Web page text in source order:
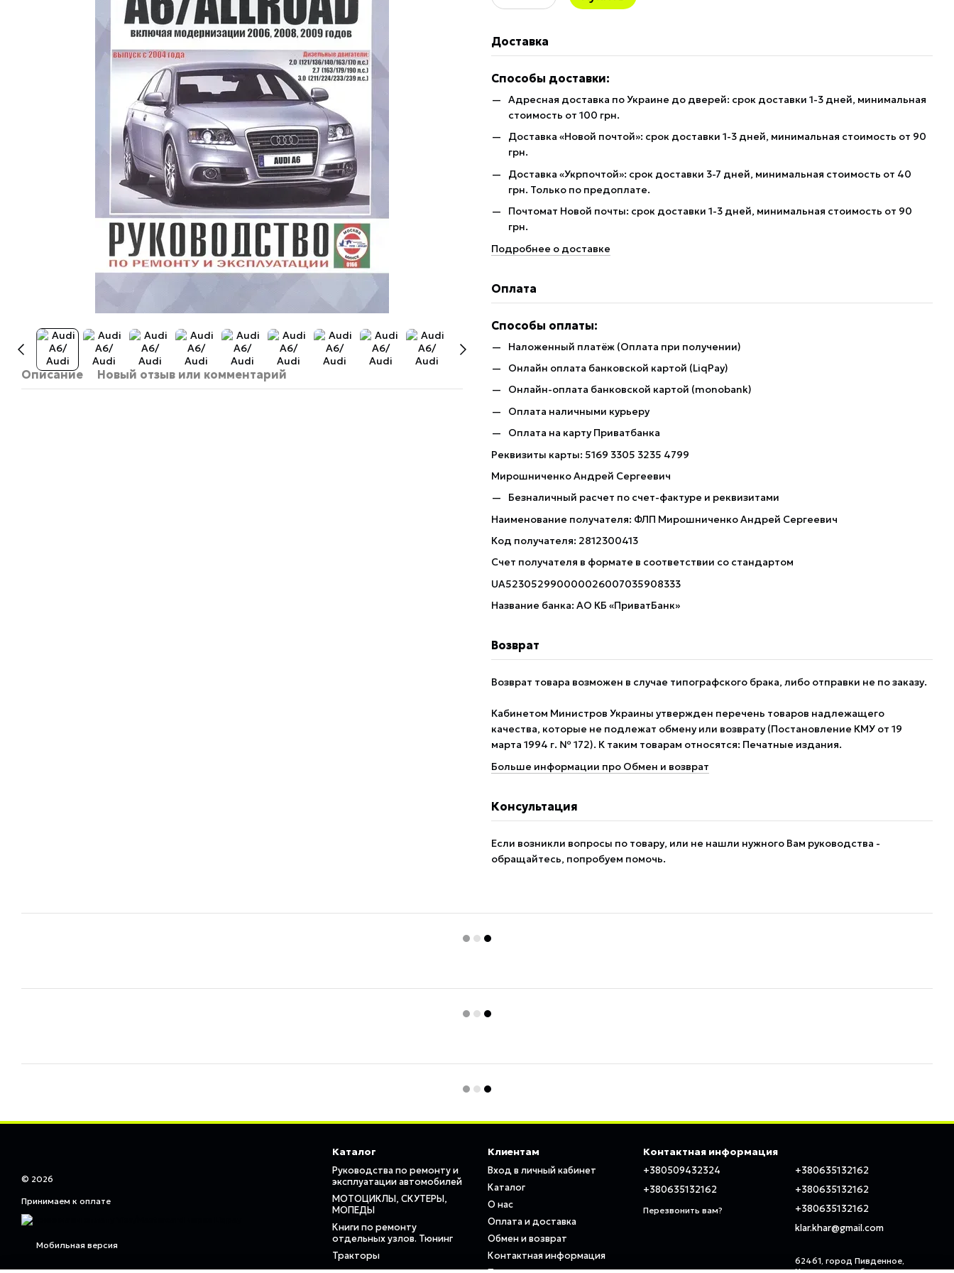
Описание Новый отзыв или комментарий
Доставка
Способы доставки:
Адресная доставка по Украине до дверей: срок доставки 1-3 дней, минимальная
стоимость от 100 грн.
Доставка «Новой почтой»: срок доставки 1-3 дней, минимальная стоимость от 90
грн.
Доставка «Укрпочтой»: срок доставки 3-7 дней, минимальная стоимость от 40
грн. Только по предоплате.
Почтомат Новой почты: срок доставки 1-3 дней, минимальная стоимость от 90
грн.
Подробнее о доставке
Оплата
Способы оплаты:
Наложенный платёж (Оплата при получении)
Онлайн оплата банковской картой (LiqPay)
Онлайн-оплата банковской картой (monobank)
Оплата наличными курьеру
Оплата на карту Приватбанка
Реквизиты карты: 5169 3305 3235 4799
Мирошниченко Андрей Сергеевич
Безналичный расчет по счет-фактуре и реквизитами
Наименование получателя: ФЛП Мирошниченко Андрей Сергеевич
Код получателя: 2812300413
Счет получателя в формате в соответствии со стандартом
UA523052990000026007035908333
Название банка: АО КБ «ПриватБанк»
Возврат
Возврат товара возможен в случае типографского брака, либо отправки не по заказу.
Кабинетом Министров Украины утвержден перечень товаров надлежащего
качества, которые не подлежат обмену или возврату (Постановление КМУ от 19
марта 1994 г. № 172). К таким товарам относятся: Печатные издания.
Больше информации про Обмен и возврат
Консультация
Если возникли вопросы по товару, или не нашли нужного Вам руководства -
обращайтесь, попробуем помочь.
© 2026
Принимаем к оплате
Мобильная версия
Каталог
Руководства по ремонту и
эксплуатации автомобилей
МОТОЦИКЛЫ, СКУТЕРЫ,
МОПЕДЫ
Книги по ремонту
отдельных узлов. Тюнинг
Тракторы
Клиентам
Вход в личный кабинет
Каталог
О нас
Оплата и доставка
Обмен и возврат
Контактная информация
Контактная информация
+380509432324
+380635132162
Перезвонить вам?
+380635132162
+380635132162
+380635132162
klar.khar@gmail.com
62461, город Пивденное,